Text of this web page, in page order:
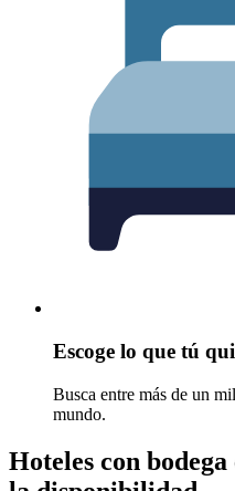
Escoge lo que tú
Busca entre más de un
mundo.
Hoteles con